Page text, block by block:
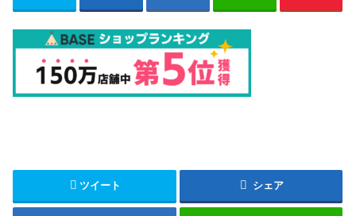
ツイート シェア